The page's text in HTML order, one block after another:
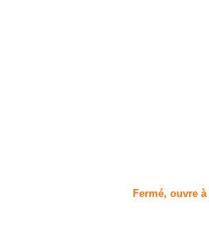
Fermé, ouvre à